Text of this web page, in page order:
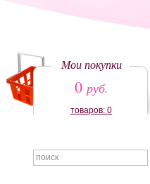
Мои покупки
0 руб.
товаров: 0